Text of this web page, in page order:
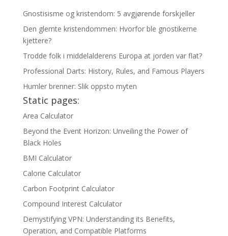
Gnostisisme og kristendom: 5 avgjørende forskjeller
Den glemte kristendommen: Hvorfor ble gnostikerne
kjettere?
Trodde folk i middelalderens Europa at jorden var flat?
Professional Darts: History, Rules, and Famous Players
Humler brenner: Slik oppsto myten
Static pages:
Area Calculator
Beyond the Event Horizon: Unveiling the Power of
Black Holes
BMI Calculator
Calorie Calculator
Carbon Footprint Calculator
Compound Interest Calculator
Demystifying VPN: Understanding its Benefits,
Operation, and Compatible Platforms